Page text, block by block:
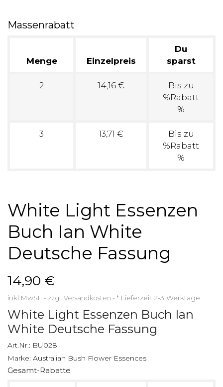
Massenrabatt
Menge Einzelpreis
Du
sparst
2 14,16 €
Bis zu
%Rabatt
%
3 13,71 €
Bis zu
%Rabatt
%
White Light Essenzen
Buch Ian White
Deutsche Fassung
14,90 €
inkl.MwSt. zzgl. Versandkosten * Lieferzeit 2-3 Werktage
White Light Essenzen Buch Ian
White Deutsche Fassung
Art.Nr.: BU028
Marke: Australian Bush Flower Essences
Gesamt-Rabatte